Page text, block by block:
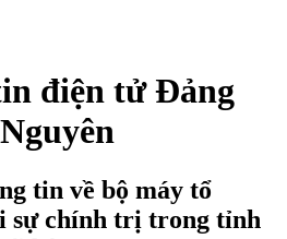
điện tử Đảng
tin về bộ máy tổ
sự chính trị trong tỉnh